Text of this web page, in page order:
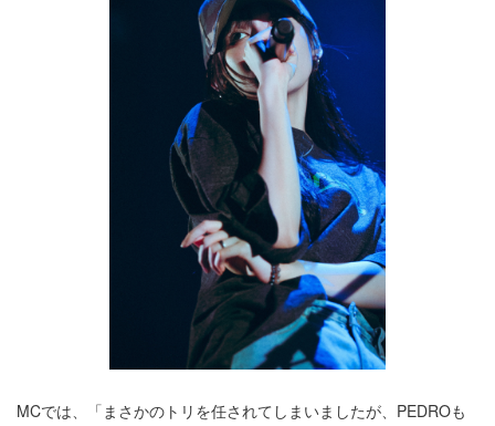
MCでは、「まさかのトリを任されてしまいましたが、PEDROも